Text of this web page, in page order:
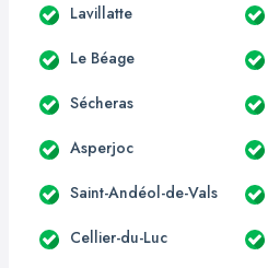
Lavillatte
Le Béage
Sécheras
Asperjoc
Saint-Andéol-de-Vals
Cellier-du-Luc